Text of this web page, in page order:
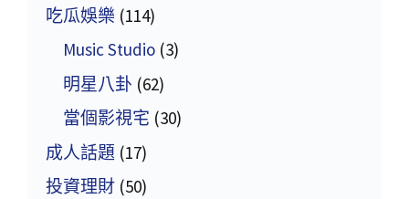
吃瓜娛樂 (114)
Music Studio (3)
明星八卦 (62)
當個影視宅 (30)
成人話題 (17)
投資理財 (50)